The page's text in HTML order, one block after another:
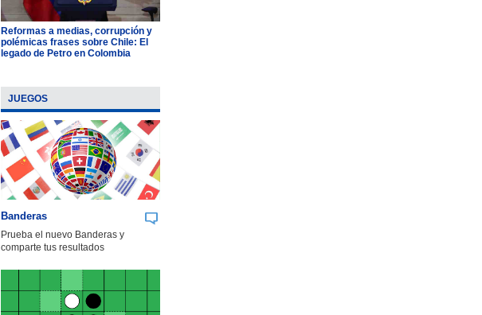
Reformas a medias, corrupción y
polémicas frases sobre Chile: El
legado de Petro en Colombia
JUEGOS
Banderas
Prueba el nuevo Banderas y
comparte tus resultados